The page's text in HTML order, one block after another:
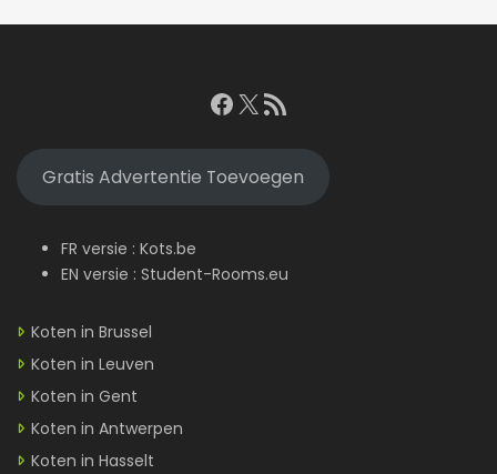
Facebook
X RSS feed
Gratis Advertentie Toevoegen
FR versie : Kots.be
EN versie : Student-Rooms.eu
Koten in Brussel
Koten in Leuven
Koten in Gent
Koten in Antwerpen
Koten in Hasselt